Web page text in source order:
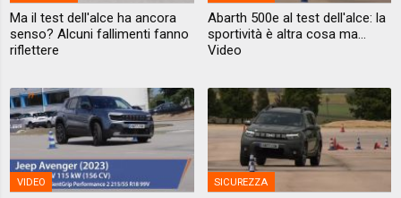
Ma il test dell'alce ha ancora
senso? Alcuni fallimenti fanno
riflettere
Abarth 500e al test dell'alce: la
sportività è altra cosa ma...
Video
VIDEO SICUREZZA